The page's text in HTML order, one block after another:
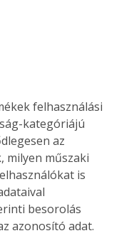
felhasználási
kategóriájú
az
milyen műszaki
is
besorolás
azonosító adat.